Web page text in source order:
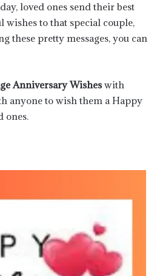
loved ones send their best
to that special couple,
these pretty messages, you can
Anniversary Wisheswith
anyone to wish them a Happy
ones.